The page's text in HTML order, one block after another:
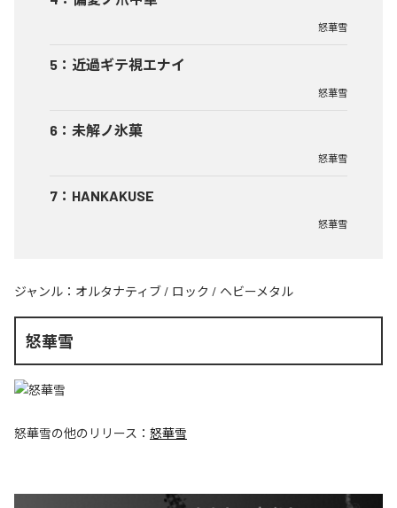
怒華雪
5 ： 近過ギテ視エナイ
怒華雪
6 ： 未解ノ氷菓
怒華雪
7 ： HANKAKUSE
怒華雪
ジャンル： オルタナティブ / ロック / ヘビーメタル
怒華雪
怒華雪の他のリリース： 怒華雪